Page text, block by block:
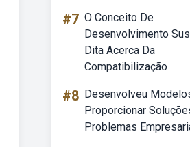
#7 O Conceito De
Desenvolvimento
Dita Acerca Da
Compatibilização
#8 Desenvolveu
Proporcionar
Problemas